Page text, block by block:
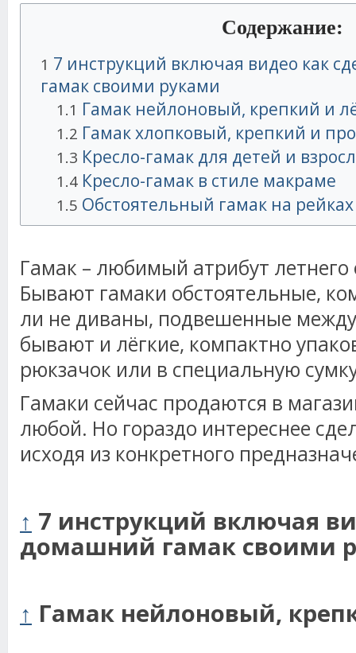
Содержание:
1 7 инструкций включая видео как
гамак своими руками
1.1 Гамак нейлоновый, крепкий и
1.2 Гамак хлопковый, крепкий и
1.3 Кресло-гамак для детей и
1.4 Кресло-гамак в стиле макраме
1.5 Обстоятельный гамак на
Гамак – любимый атрибут
Бывают гамаки обстоятельные,
ли не диваны, подвешенные
бывают и лёгкие, компактно
рюкзачок или в специальную
Гамаки сейчас продаются в
любой. Но гораздо интереснее
исходя из конкретного
↑ 7 инструкций включая
домашний гамак своими
↑ Гамак нейлоновый,